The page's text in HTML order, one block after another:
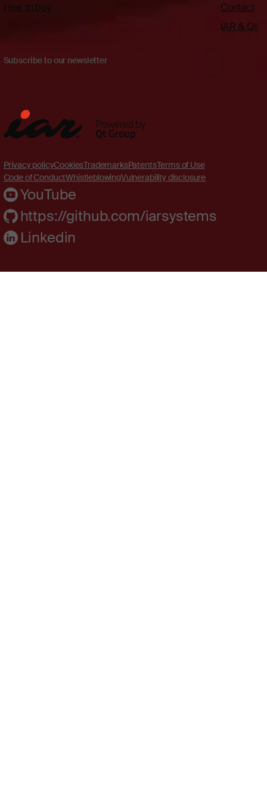
How to buy
Contact
IAR & Qt
Subscribe to our newsletter
Privacy policyCookiesTrademarksPatentsTerms of Use
Code of ConductWhistleblowingVulnerability disclosure
YouTube
https://github.com/iarsystems
Linkedin